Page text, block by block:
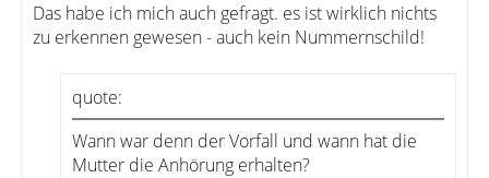
Das habe ich mich auch gefragt. es ist wirklich nichts
zu erkennen gewesen - auch kein Nummernschild!
quote:
Wann war denn der Vorfall und wann hat die
Mutter die Anhörung erhalten?